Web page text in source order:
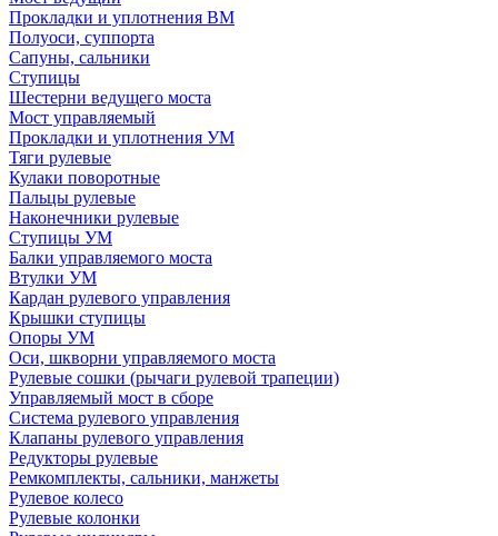
Прокладки и уплотнения ВМ
Полуоси, суппорта
Сапуны, сальники
Ступицы
Шестерни ведущего моста
Мост управляемый
Прокладки и уплотнения УМ
Тяги рулевые
Кулаки поворотные
Пальцы рулевые
Наконечники рулевые
Ступицы УМ
Балки управляемого моста
Втулки УМ
Кардан рулевого управления
Крышки ступицы
Опоры УМ
Оси, шкворни управляемого моста
Рулевые сошки (рычаги рулевой трапеции)
Управляемый мост в сборе
Система рулевого управления
Клапаны рулевого управления
Редукторы рулевые
Ремкомплекты, сальники, манжеты
Рулевое колесо
Рулевые колонки